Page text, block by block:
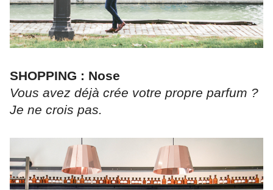
SHOPPING : Nose
Vous avez déjà crée votre propre parfum ?
Je ne crois pas.